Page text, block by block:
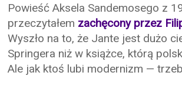
Powieść Aksela Sandemosego z
przeczytałem zachęcony przez
Wyszło na to, że Jante jest dużo
Springera niż w książce, którą
Ale jak ktoś lubi modernizm —